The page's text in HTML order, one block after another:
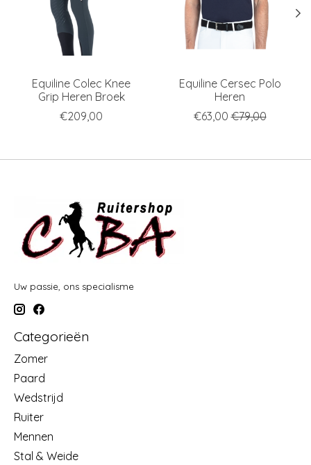
Equiline Colec Knee
Grip Heren Broek
€209,00
Equiline Cersec Polo
Heren
€63,00 €79,00
Uw passie, ons specialisme
Categorieën
Zomer
Paard
Wedstrijd
Ruiter
Mennen
Stal & Weide